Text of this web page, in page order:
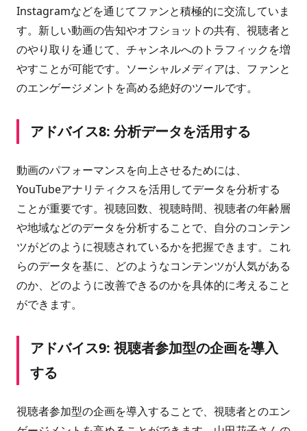
Instagramなどを通じてファンと積極的に交流していま
す。新しい動画の告知やオフショットの共有、視聴者と
のやり取りを通じて、チャンネルへのトラフィックを増
やすことが可能です。ソーシャルメディアは、ファンと
のエンゲージメントを高める絶好のツールです。
アドバイス8: 分析データを活用する
動画のパフォーマンスを向上させるためには、
YouTubeアナリティクスを活用してデータを分析する
ことが重要です。視聴回数、視聴時間、視聴者の年齢層
や地域などのデータを分析することで、自分のコンテン
ツがどのように視聴されているかを把握できます。これ
らのデータを基に、どのようなコンテンツが人気がある
のか、どのように改善できるのかを具体的に考えること
ができます。
アドバイス9: 視聴者参加型の企画を導入
する
視聴者参加型の企画を導入することで、視聴者とのエン